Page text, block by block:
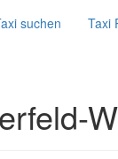
suchen Taxi